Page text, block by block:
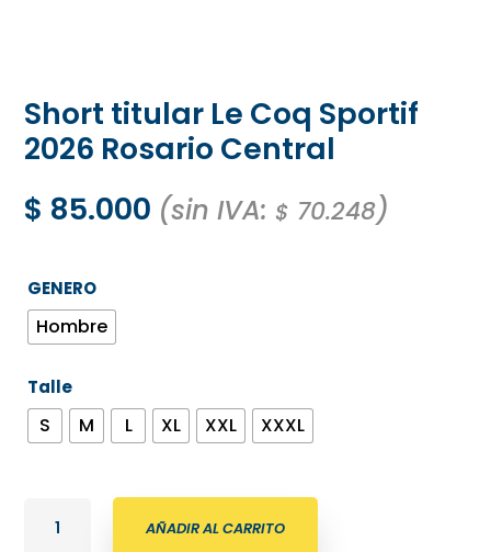
Short titular Le Coq Sportif
2026 Rosario Central
$ 85.000 (sin IVA: $ 70.248)
GENERO
Hombre
Talle
S M L XL XXL XXXL
titular
AÑADIR AL CARRITO